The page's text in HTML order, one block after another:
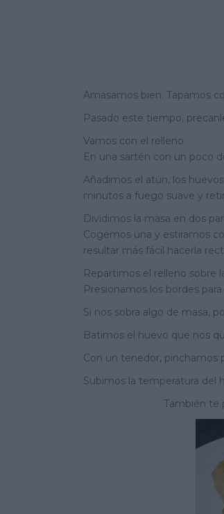
Amasamos bien. Tapamos
Pasado este tiempo,
Vamos con el relleno.
En una sartén con un poco
Añadimos el atún, los
minutos a fuego suave y
Dividimos la masa en dos
Cogemos una y estiramos
resultar más fácil hacerla
Repartimos el relleno sobre
Presionamos los bordes
Si nos sobra algo de masa,
Batimos el huevo que nos
Con un tenedor, pinchamos
Subimos la temperatura del
También te